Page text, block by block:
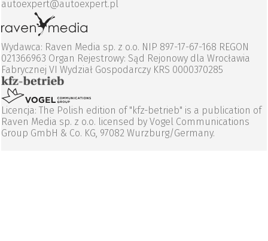
autoexpert@autoexpert.pl
Wydawca: Raven Media sp. z o.o. NIP 897-17-67-168 REGON
021366963 Organ Rejestrowy: Sąd Rejonowy dla Wrocławia
Fabrycznej VI Wydział Gospodarczy KRS 0000370285
Licencja: The Polish edition of "kfz-betrieb" is a publication of
Raven Media sp. z o.o. licensed by Vogel Communications
Group GmbH & Co. KG, 97082 Wurzburg/Germany.